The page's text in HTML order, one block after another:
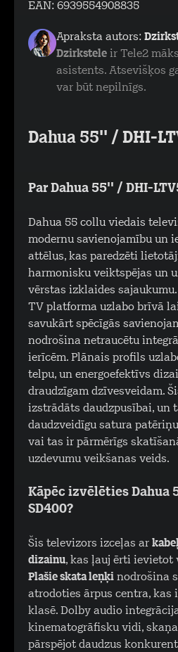
EAN: 6939554908835
Apraksta autors:
Dzirkstele ir Tele2
asistents. Atsevišķos
var būt nepilnīgs.
Dahua 55'' / DHI-
Par Dahua 55'' / DHI-
Dahua 55 collu viedais
modernu savienojamību un
attēlus, kas paredzēti
harmonisku veiktspējas un
vērstas izklaides
TV platforma uzlabo brīvā
savukārt spēcīgās
nodrošina netraucētu
ierīcēm. Plānais profils
telpu, un energoefektīvs
draudzīgam dzīvesveidam.
izstrādāts daudzpusībai, un
daudzveidīgu satura
vai tas ir pārmērīgs
uzdevumu veikšanas veids.
Kāpēc izvēlēties Dahua
SD400?
Šis televizors izceļas ar
dizainu, kas ļauj ērti ievietot
Plašie skata leņķi nodrošina
atrodoties ārpus centra, kas
klasē. Dolby audio
kinematogrāfisku vidi,
pārspējot daudzus